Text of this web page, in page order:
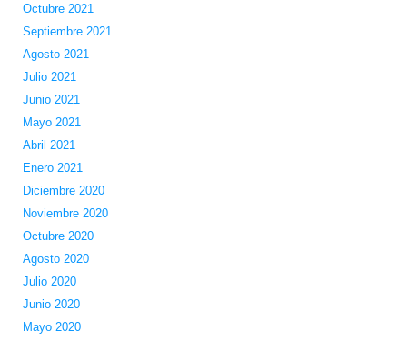
Octubre 2021
Septiembre 2021
Agosto 2021
Julio 2021
Junio 2021
Mayo 2021
Abril 2021
Enero 2021
Diciembre 2020
Noviembre 2020
Octubre 2020
Agosto 2020
Julio 2020
Junio 2020
Mayo 2020